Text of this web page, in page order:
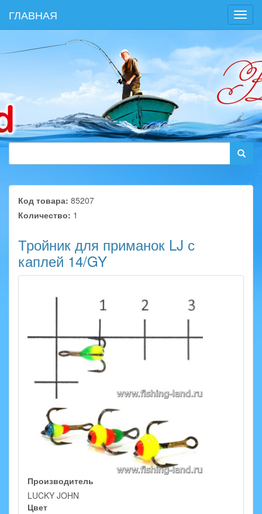
ГЛАВНАЯ
Код товара: 85207
Количество: 1
Тройник для приманок LJ с
каплей 14/GY
Производитель
LUCKY JOHN
Цвет